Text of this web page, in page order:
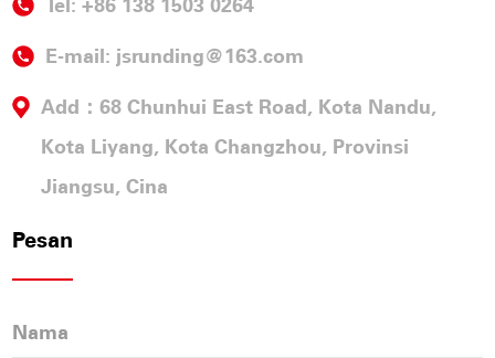
Tel: +86 138 1503 0264
E-mail: jsrunding@163.com
Add：68 Chunhui East Road, Kota Nandu,
Kota Liyang, Kota Changzhou, Provinsi
Jiangsu, Cina
Pesan